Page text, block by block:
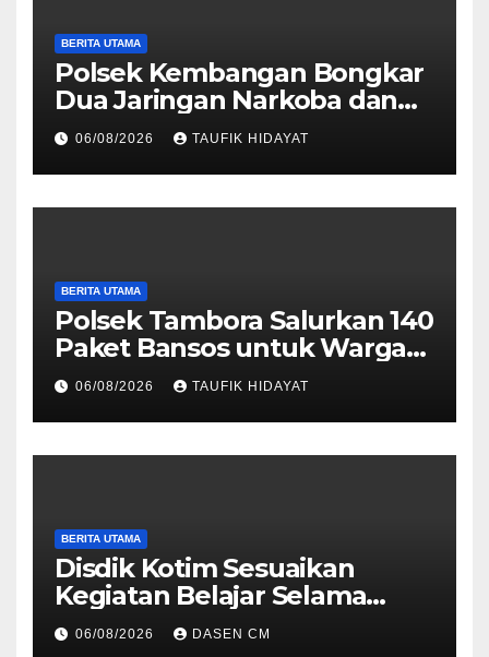
BERITA UTAMA
Polsek Kembangan Bongkar
Dua Jaringan Narkoba dan
Obat Keras, Sita Puluhan
Ribu Pil, 1,1 Kg Sabu hingga
Vape Etomidate
06/08/2026 TAUFIK HIDAYAT
BERITA UTAMA
Polsek Tambora Salurkan 140
Paket Bansos untuk Warga
Slum Area, Wujud
Kepedulian Sambut HUT ke-
81 RI
06/08/2026 TAUFIK HIDAYAT
BERITA UTAMA
Disdik Kotim Sesuaikan
Kegiatan Belajar Selama
Musim Kemarau
06/08/2026 DASEN CM